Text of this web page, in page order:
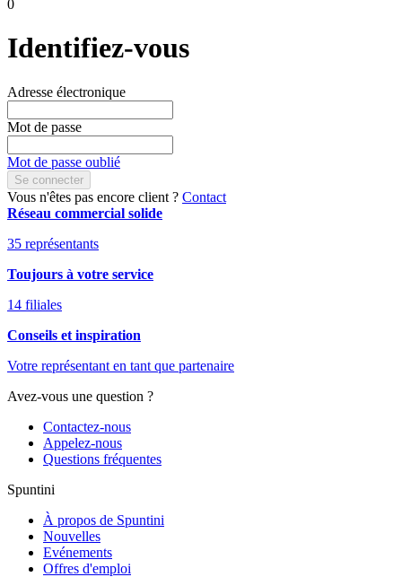
0
Identifiez-vous
Adresse électronique
Mot de passe
Mot de passe oublié
Se connecter
Vous n'êtes pas encore client ? Contact
Réseau commercial solide
35 représentants
Toujours à votre service
14 filiales
Conseils et inspiration
Votre représentant en tant que partenaire
Avez-vous une question ?
Contactez-nous
Appelez-nous
Questions fréquentes
Spuntini
À propos de Spuntini
Nouvelles
Evénements
Offres d'emploi